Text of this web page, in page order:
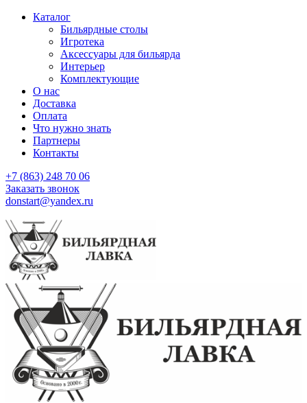
Каталог
Бильярдные столы
Игротека
Аксессуары для бильярда
Интерьер
Комплектующие
О нас
Доставка
Оплата
Что нужно знать
Партнеры
Контакты
+7 (863) 248 70 06
Заказать звонок
donstart@yandex.ru